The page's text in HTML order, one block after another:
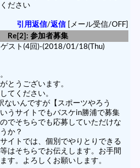
ださい
引用返信/返信[メール受信/OFF]
Re[2]: 参加者募集
スト(4回)-(2018/01/18(Thu)
とうございます。
てください。
ないんですが【スポーツやろう
うサイトでもバスケin勝浦で募集
でそちらでも応募していただけな
か？
イトでは、個別でやりとりできる
はそちらでお伝えします。お手間
す。よろしくお願いします。